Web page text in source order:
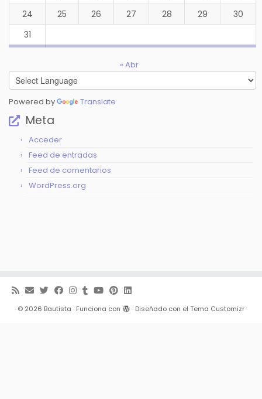
24
25 26 27 28 29
30
31
« Abr
Powered by Translate
Meta
Acceder
Feed de entradas
Feed de comentarios
WordPress.org
· © 2026 Bautista · Funciona con · Diseñado con el Tema Customizr·